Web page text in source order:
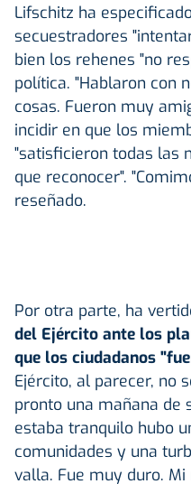
Lifschitz ha
secuestradores
bien los rehenes "no
política. "Hablaron con
cosas. Fueron muy
incidir en que los
"satisficieron todas las
que reconocer".
reseñado.
Por otra parte, ha
del Ejército ante los
que los ciudadanos
Ejército, al parecer, no
pronto una mañana de
estaba tranquilo hubo
comunidades y una
valla. Fue muy duro.